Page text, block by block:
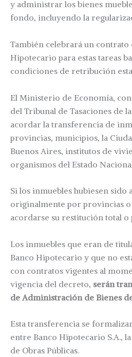
y administrar los bienes
fondo, incluyendo la
También celebrará un contrato
Hipotecario para estas tareas
condiciones de retribución
El Ministerio de Economía,
del Tribunal de Tasaciones de
acordar la transferencia de
provincias, municipios, la
Buenos Aires, institutos de
organismos del Estado
Si los inmuebles hubiesen sido
originalmente por provincias
acordarse su restitución total o
Los inmuebles que eran de
Banco Hipotecario y que no
con contratos vigentes al
vigencia del decreto, serán
de Administración de Bienes
Esta transferencia se
entre Banco Hipotecario S.A.,
de Obras Públicas.